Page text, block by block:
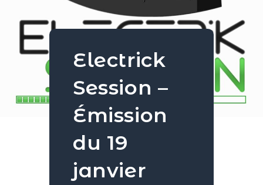
Electrick
Session –
Émission
du 19
janvier